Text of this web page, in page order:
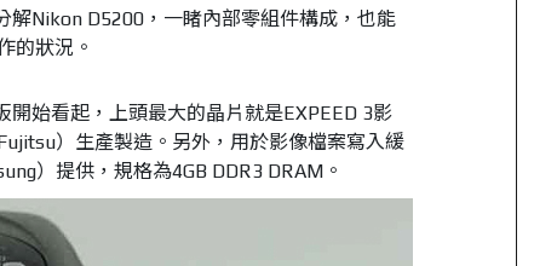
Nikon D5200，一睹內部零組件構成，也能
的狀況。
始看起，上頭最大的晶片就是EXPEED 3影
）生產製造。另外，用於影像檔案寫入緩
）提供，規格為4GB DDR3 DRAM。